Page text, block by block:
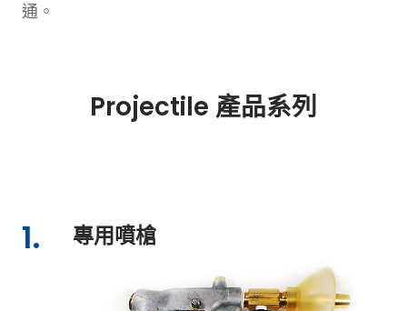
通。
Projectile 產品系列
1. 專用噴槍